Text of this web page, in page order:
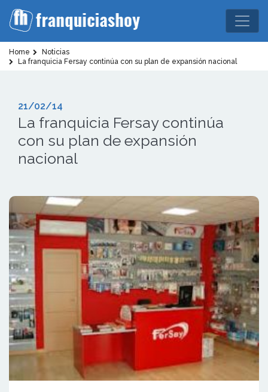
Home
Noticias
La franquicia Fersay continúa con su plan de expansión nacional
21/02/14
La franquicia Fersay continúa
con su plan de expansión
nacional